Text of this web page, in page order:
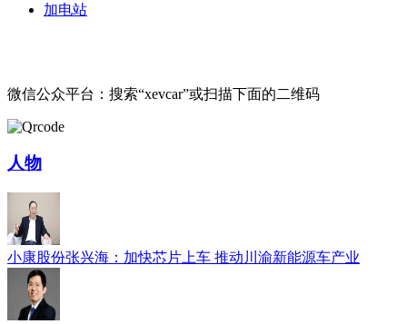
加电站
微信公众平台：搜索“xevcar”或扫描下面的二维码
人物
小康股份张兴海：加快芯片上车 推动川渝新能源车产业